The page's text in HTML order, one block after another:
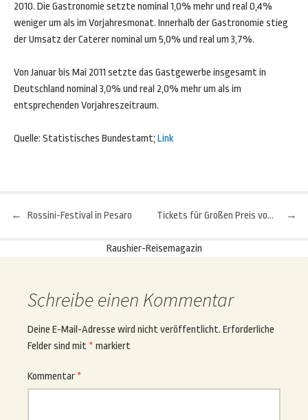
2010. Die Gastronomie setzte nominal 1,0% mehr und real 0,4%
weniger um als im Vorjahresmonat. Innerhalb der Gastronomie stieg
der Umsatz der Caterer nominal um 5,0% und real um 3,7%.
Von Januar bis Mai 2011 setzte das Gastgewerbe insgesamt in
Deutschland nominal 3,0% und real 2,0% mehr um als im
entsprechenden Vorjahreszeitraum.
Quelle: Statistisches Bundestamt; Link
Beitragsnavigation
← Rossini-Festival in Pesaro →
Tickets für Großen Preis von Ungarn zu gewinnen
Raushier-Reisemagazin
Schreibe einen Kommentar
Deine E-Mail-Adresse wird nicht veröffentlicht. Erforderliche
Felder sind mit * markiert
Kommentar *